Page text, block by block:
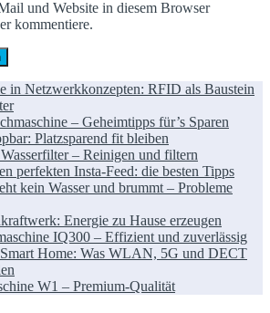
und Website in diesem Browser
kommentiere.
in Netzwerkkonzepten: RFID als Baustein
– Geheimtipps für’s Sparen
Platzsparend fit bleiben
– Reinigen und filtern
perfekten Insta-Feed: die besten Tipps
kein Wasser und brummt – Probleme
Energie zu Hause erzeugen
IQ300 – Effizient und zuverlässig
Home: Was WLAN, 5G und DECT
W1 – Premium-Qualität